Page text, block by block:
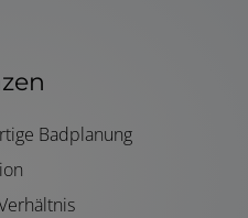
Badplanung